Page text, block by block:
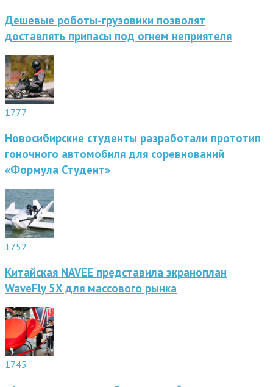
Дешевые роботы-грузовики позволят
доставлять припасы под огнем неприятеля
1777
Новосибирские студенты разработали прототип
гоночного автомобиля для соревнований
«Формула Студент»
1752
Китайская NAVEE представила экраноплан
WaveFly 5X для массового рынка
1745